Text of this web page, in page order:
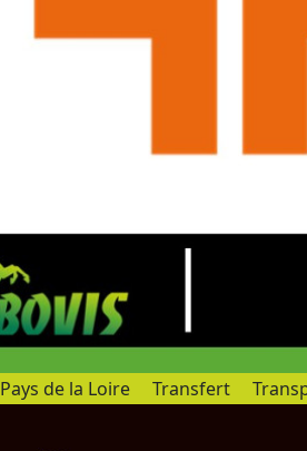
Pays de la Loire Transfert